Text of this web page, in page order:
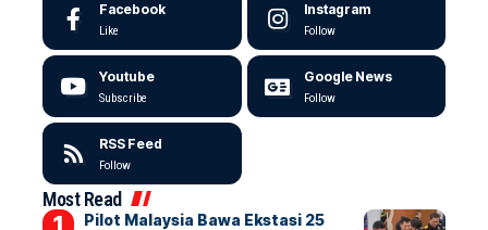
Facebook
Like
Instagram
Follow
Youtube
Subscribe
Google News
Follow
RSS Feed
Follow
Most Read
Pilot Malaysia Bawa Ekstasi 25